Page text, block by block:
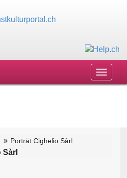
Toggle
Porträt Cighelio Sàrl